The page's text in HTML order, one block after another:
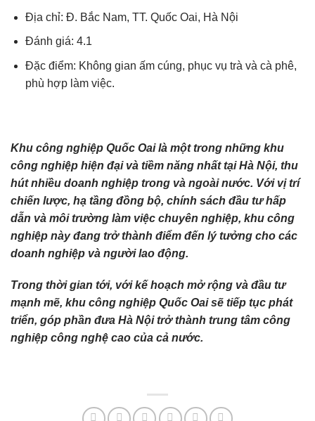
Địa chỉ: Đ. Bắc Nam, TT. Quốc Oai, Hà Nội
Đánh giá: 4.1
Đặc điểm: Không gian ấm cúng, phục vụ trà và cà phê,
phù hợp làm việc.
Khu công nghiệp Quốc Oai là một trong những khu
công nghiệp hiện đại và tiềm năng nhất tại Hà Nội, thu
hút nhiều doanh nghiệp trong và ngoài nước. Với vị trí
chiến lược, hạ tầng đồng bộ, chính sách đầu tư hấp
dẫn và môi trường làm việc chuyên nghiệp, khu công
nghiệp này đang trở thành điểm đến lý tưởng cho các
doanh nghiệp và người lao động.
Trong thời gian tới, với kế hoạch mở rộng và đầu tư
mạnh mẽ, khu công nghiệp Quốc Oai sẽ tiếp tục phát
triển, góp phần đưa Hà Nội trở thành trung tâm công
nghiệp công nghệ cao của cả nước.